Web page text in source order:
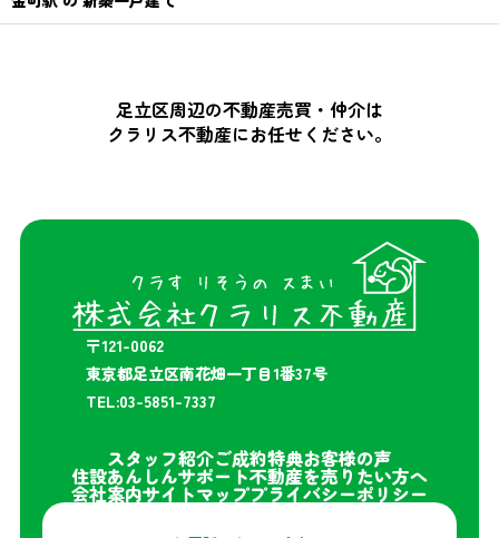
足立区周辺の不動産売買・仲介は
クラリス不動産にお任せください。
〒121-0062
東京都足立区南花畑一丁目1番37号
TEL:03-5851-7337
スタッフ紹介ご成約特典お客様の声
住設あんしんサポート不動産を売りたい方へ
会社案内サイトマッププライバシーポリシー